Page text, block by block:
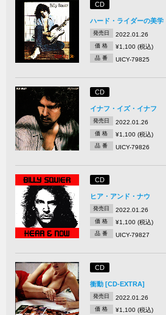
CD
ハード・ライダーの美学
発売日 2022.01.26
価 格 ¥1,100 (税込)
品 番 UICY-79825
CD
イナフ・イズ・イナフ
発売日 2022.01.26
価 格 ¥1,100 (税込)
品 番 UICY-79826
CD
ヒア・アンド・ナウ
発売日 2022.01.26
価 格 ¥1,100 (税込)
品 番 UICY-79827
CD
衝動 [CD-EXTRA]
発売日 2022.01.26
価 格 ¥1,100 (税込)